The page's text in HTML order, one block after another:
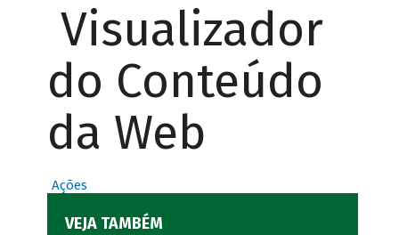
Visualizador
do Conteúdo
da Web
Ações
VEJA TAMBÉM